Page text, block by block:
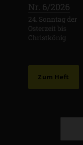
Nr. 6/2026
24. Sonntag der
Osterzeit bis
Christkönig
Zum Heft